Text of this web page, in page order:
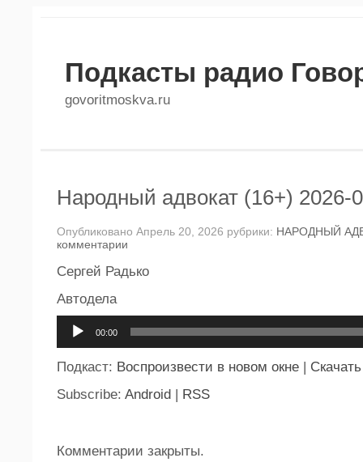
Подкасты радио
govoritmoskva.ru
Народный адвокат (16+) 2026-
Опубликовано Апрель 20, 2026 рубрики: НАРОДНЫЙ
комментарии
Сергей Радько
Автодела
00:00
Подкаст: Воспроизвести в новом окне | Скачать
Subscribe: Android | RSS
Комментарии закрыты.